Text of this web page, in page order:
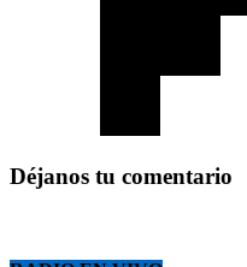
Déjanos tu comentario